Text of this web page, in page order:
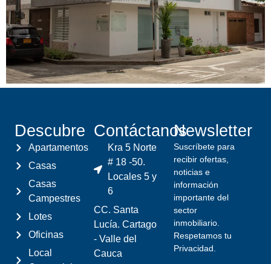
Descubre
Apartamentos
Casas
Casas
Campestres
Lotes
Oficinas
Local
Contáctanos
Kra 5 Norte
# 18 -50.
Locales 5 y
6
CC. Santa
Lucía. Cartago
- Valle del
Cauca
Newsletter
Suscríbete para
recibir ofertas,
noticias e
información
importante del
sector
inmobiliario.
Respetamos tu
Privacidad.